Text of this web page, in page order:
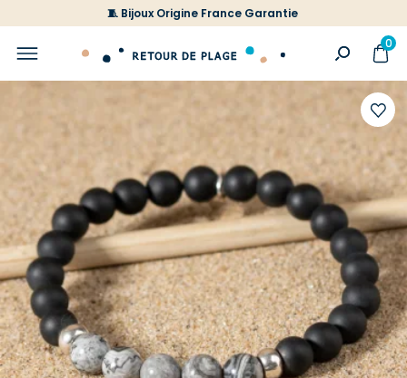
🧵 Bijoux Origine France Garantie
0
votre
liste